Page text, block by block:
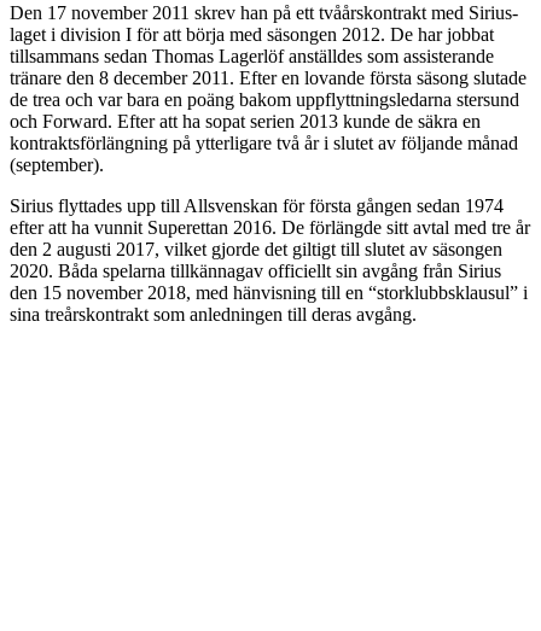
Den 17 november 2011 skrev han på ett tvåårskontrakt med Sirius-
laget i division I för att börja med säsongen 2012. De har jobbat
tillsammans sedan Thomas Lagerlöf anställdes som assisterande
tränare den 8 december 2011. Efter en lovande första säsong slutade
de trea och var bara en poäng bakom uppflyttningsledarna stersund
och Forward. Efter att ha sopat serien 2013 kunde de säkra en
kontraktsförlängning på ytterligare två år i slutet av följande månad
(september).
Sirius flyttades upp till Allsvenskan för första gången sedan 1974
efter att ha vunnit Superettan 2016. De förlängde sitt avtal med tre år
den 2 augusti 2017, vilket gjorde det giltigt till slutet av säsongen
2020. Båda spelarna tillkännagav officiellt sin avgång från Sirius
den 15 november 2018, med hänvisning till en “storklubbsklausul” i
sina treårskontrakt som anledningen till deras avgång.